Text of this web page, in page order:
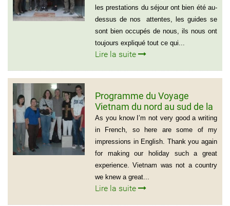
les prestations du séjour ont bien été au-
dessus de nos attentes, les guides se
sont bien occupés de nous, ils nous ont
toujours expliqué tout ce qui...
Lire la suite
Programme du Voyage
Vietnam du nord au sud de la
famille de Vivien Schydlawsky
As you know I’m not very good a writing
in French, so here are some of my
impressions in English. Thank you again
for making our holiday such a great
experience. Vietnam was not a country
we knew a great...
Lire la suite